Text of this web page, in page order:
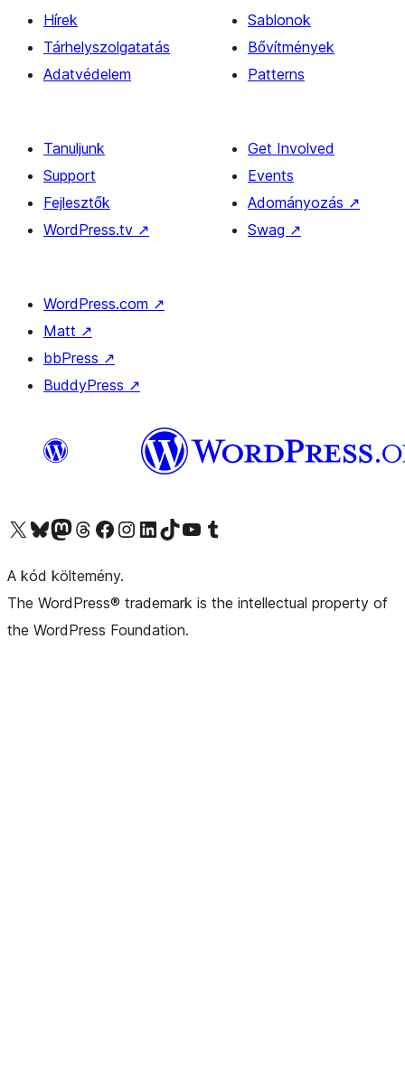
Hírek
Tárhelyszolgatatás
Adatvédelem
Sablonok
Bővítmények
Patterns
Tanuljunk
Support
Fejlesztők
WordPress.tv ↗
Get Involved
Events
Adományozás ↗
Swag ↗
WordPress.com ↗
Matt ↗
bbPress ↗
BuddyPress ↗
Visit our X (formerly Twitter) account
Visit our Bluesky account
Twitter csatornánk
Visit our Threads account
Facebook oldalunk megtekintése
Visit our Instagram account
Visit our LinkedIn account
Visit our TikTok account
Visit our YouTube channel
Visit our Tumblr account
A kód költemény.
The WordPress® trademark is the intellectual property of
the WordPress Foundation.